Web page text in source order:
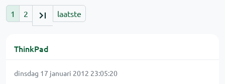
1 2 laatste
ThinkPad
dinsdag 17 januari 2012 23:05:20